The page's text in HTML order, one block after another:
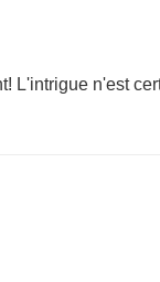
L'intrigue n'est